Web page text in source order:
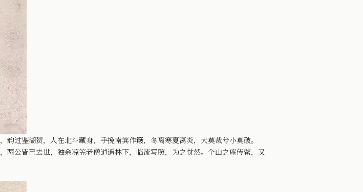
过鉴湖贺，人在北斗藏身，手挽南箕作簸，冬离寒夏离炎，大莫裁兮小莫破。
公皆已去世，独余凉笠老僧逍遥林下，临流写照，为之忱然。个山之庵传綮，又